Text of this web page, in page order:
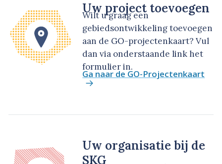
Uw project toevoegen
Wilt u graag een
gebiedsontwikkeling toevoegen
aan de GO-projectenkaart? Vul
dan via onderstaande link het
formulier in.
Ga naar de GO-Projectenkaart
Uw organisatie bij de
SKG